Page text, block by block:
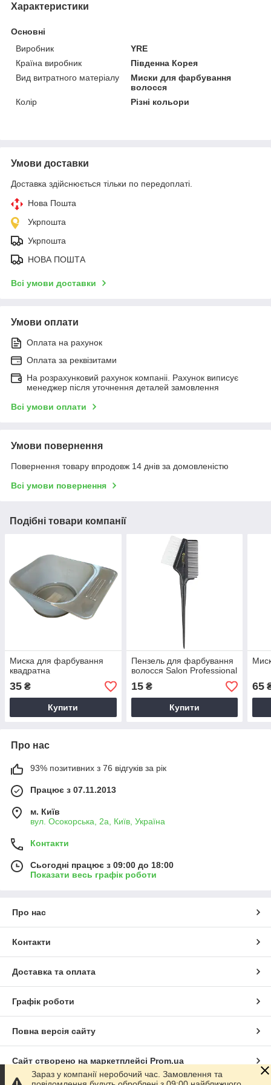
Характеристики
Основні
Виробник
YRE
Країна виробник
Південна Корея
Вид витратного матеріалу
Миски для фарбування
волосся
Колір
Різні кольори
Умови доставки
Доставка здійснюється тільки по передоплаті.
Нова Пошта
Укрпошта
Укрпошта
НОВА ПОШТА
Всі умови доставки
Умови оплати
Оплата на рахунок
Оплата за реквізитами
На розрахунковий рахунок компаніі. Рахунок виписує
менеджер після уточнення деталей замовлення
Всі умови оплати
Умови повернення
Повернення товару впродовж 14 днів за домовленістю
Всі умови повернення
Подібні товари компанії
Миска для фарбування
квадратна
35 ₴
Купити
Пензель для фарбування
волосся Salon Professional
15₴
Купити
65
Про нас
93% позитивних з 76 відгуків за рік
Працює з 07.11.2013
м. Київ
вул. Осокорська, 2а, Київ, Україна
Контакти
Сьогодні працює з 09:00 до 18:00
Показати весь графік роботи
Про нас
Контакти
Доставка та оплата
Графік роботи
Повна версія сайту
Сайт створено на маркетплейсі Prom.ua
Зараз у компанії неробочий час. Замовлення та